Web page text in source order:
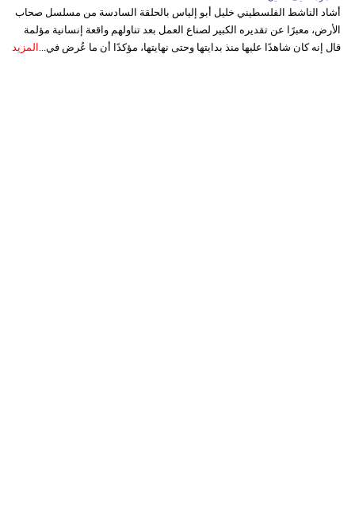
أشاد الناشط الفلسطيني خليل أبو إلياس بالحلقة السادسة من مسلسل صحاب
الأرض، معبرًا عن تقديره الكبير لصناع العمل بعد تناولهم واقعة إنسانية مؤلمة
قال إنه كان شاهدًا عليها منذ بدايتها وحتى نهايتها، مؤكدًا أن ما عُرض في... المزيد